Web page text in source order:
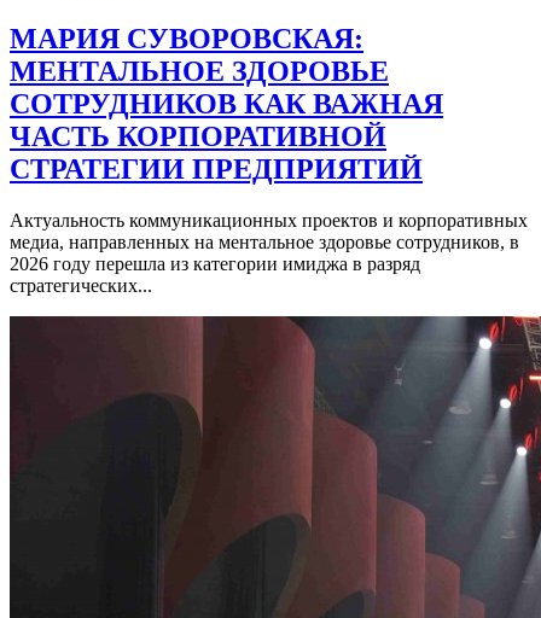
МАРИЯ СУВОРОВСКАЯ:
МЕНТАЛЬНОЕ ЗДОРОВЬЕ
СОТРУДНИКОВ КАК ВАЖНАЯ
ЧАСТЬ КОРПОРАТИВНОЙ
СТРАТЕГИИ ПРЕДПРИЯТИЙ
Актуальность коммуникационных проектов и корпоративных
медиа, направленных на ментальное здоровье сотрудников, в
2026 году перешла из категории имиджа в разряд
стратегических...